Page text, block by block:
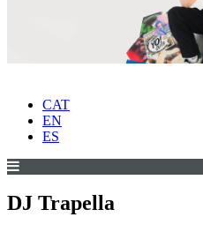
CAT
EN
ES
DJ Trapella